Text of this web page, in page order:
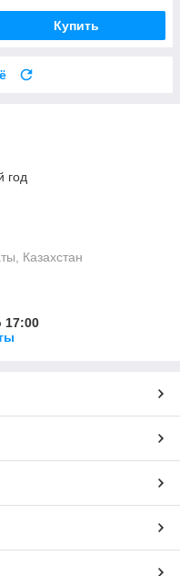
Купить
год
Казахстан
17:00